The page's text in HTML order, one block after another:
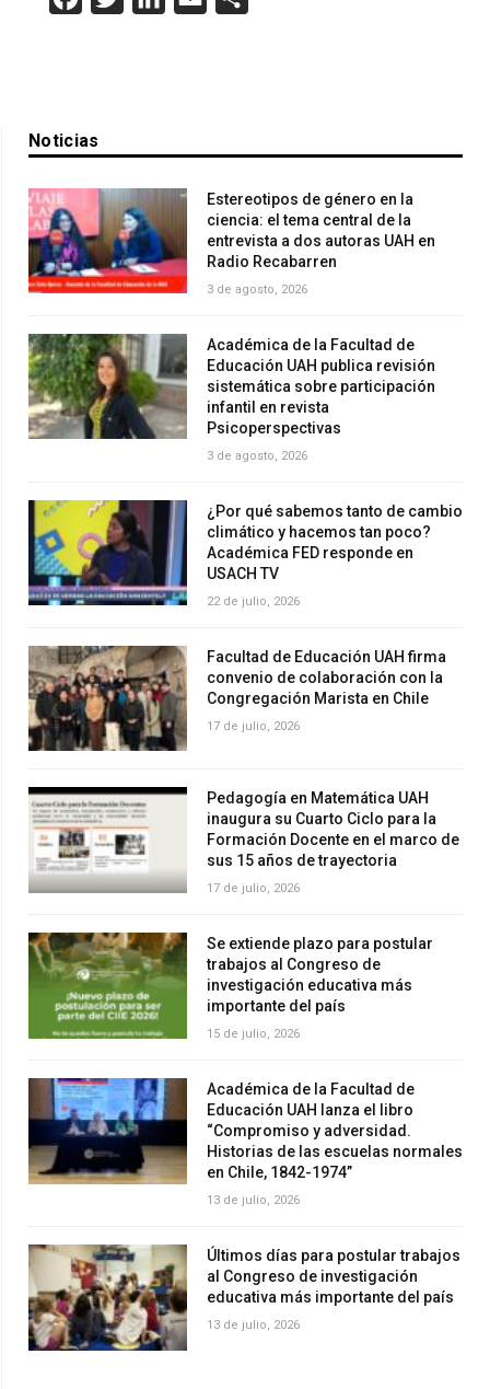
Noticias
Estereotipos de género en la
ciencia: el tema central de la
entrevista a dos autoras UAH en
Radio Recabarren
3 de agosto, 2026
Académica de la Facultad de
Educación UAH publica revisión
sistemática sobre participación
infantil en revista
Psicoperspectivas
3 de agosto, 2026
¿Por qué sabemos tanto de cambio
climático y hacemos tan poco?
Académica FED responde en
USACH TV
22 de julio, 2026
Facultad de Educación UAH firma
convenio de colaboración con la
Congregación Marista en Chile
17 de julio, 2026
Pedagogía en Matemática UAH
inaugura su Cuarto Ciclo para la
Formación Docente en el marco de
sus 15 años de trayectoria
17 de julio, 2026
Se extiende plazo para postular
trabajos al Congreso de
investigación educativa más
importante del país
15 de julio, 2026
Académica de la Facultad de
Educación UAH lanza el libro
“Compromiso y adversidad.
Historias de las escuelas normales
en Chile, 1842-1974”
13 de julio, 2026
Últimos días para postular trabajos
al Congreso de investigación
educativa más importante del país
13 de julio, 2026